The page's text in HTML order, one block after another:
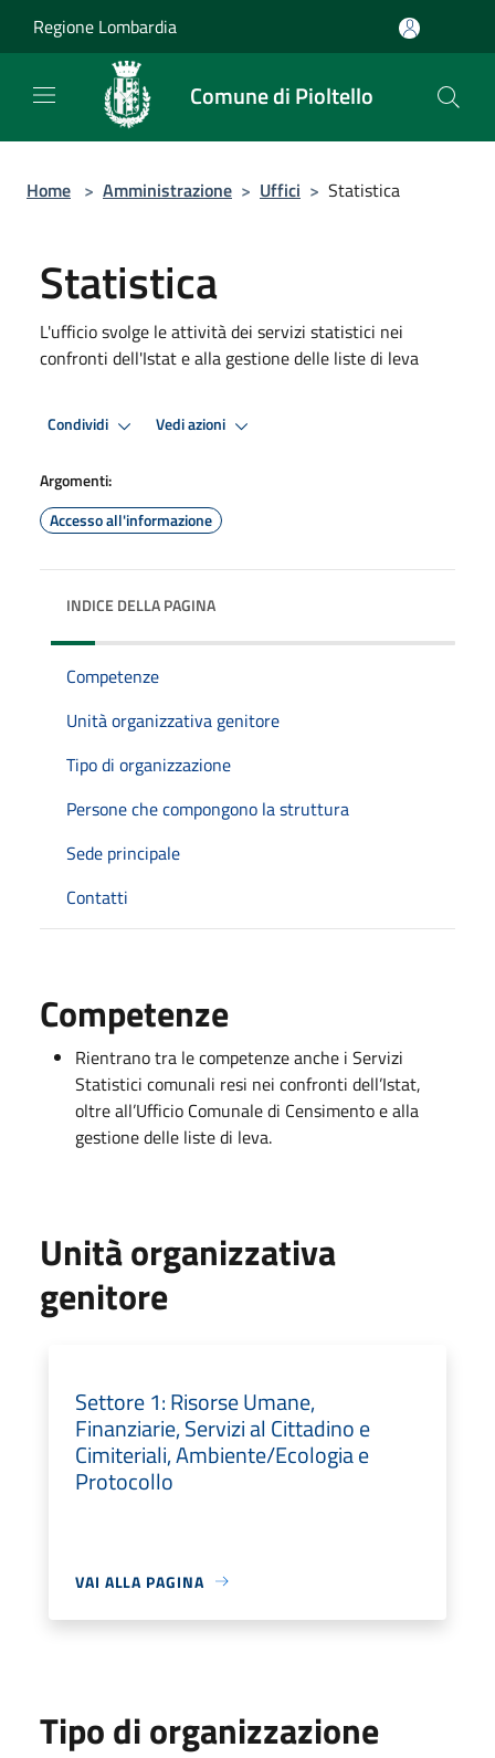
Regione Lombardia
Comune di Pioltello
Home > Amministrazione > Uffici > Statistica
Statistica
L'ufficio svolge le attività dei servizi statistici nei
confronti dell'Istat e alla gestione delle liste di leva
Condividi Vedi azioni
Argomenti:
Accesso all'informazione
INDICE DELLA PAGINA
Competenze
Unità organizzativa genitore
Tipo di organizzazione
Persone che compongono la struttura
Sede principale
Contatti
Competenze
Rientrano tra le competenze anche i Servizi
Statistici comunali resi nei confronti dell’Istat,
oltre all’Ufficio Comunale di Censimento e alla
gestione delle liste di leva.
Unità organizzativa
genitore
Settore 1: Risorse Umane,
Finanziarie, Servizi al Cittadino e
Cimiteriali, Ambiente/Ecologia e
Protocollo
VAI ALLA PAGINA
Tipo di organizzazione